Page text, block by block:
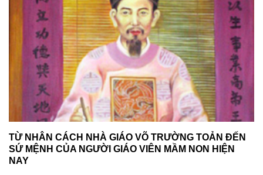
TỪ NHÂN CÁCH NHÀ GIÁO VÕ TRƯỜNG TOẢN ĐẾN
SỨ MỆNH CỦA NGƯỜI GIÁO VIÊN MẦM NON HIỆN
NAY